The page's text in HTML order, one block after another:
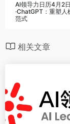
AI领导力日历4月2日
·ChatGPT：重塑人
范式
相关文章